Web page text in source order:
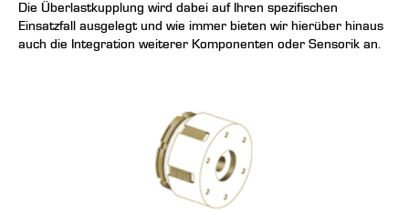
Die Überlastkupplung wird dabei auf Ihren spezifischen
Einsatzfall ausgelegt und wie immer bieten wir hierüber hinaus
auch die Integration weiterer Komponenten oder Sensorik an.